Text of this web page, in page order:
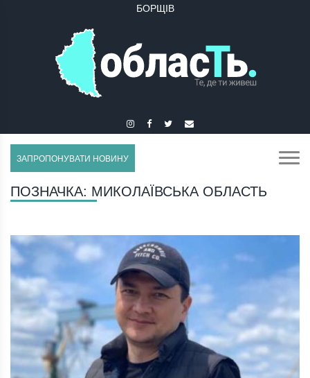
БОРЩІВ
ЗАПРОПОНУВАТИ НОВИНУ
ПОЗНАЧКА: МИКОЛАЇВСЬКА ОБЛАСТЬ